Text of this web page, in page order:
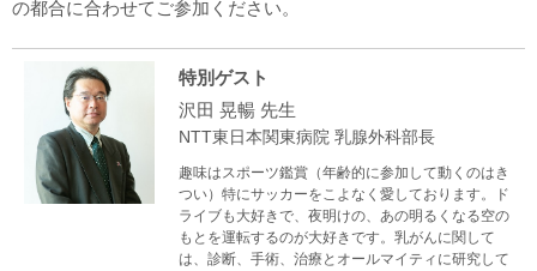
の都合に合わせてご参加ください。
特別ゲスト
沢田 晃暢 先生
NTT東日本関東病院 乳腺外科部長
趣味はスポーツ鑑賞（年齢的に参加して動くのはき
つい）特にサッカーをこよなく愛しております。ド
ライブも大好きで、夜明けの、あの明るくなる空の
もとを運転するのが大好きです。乳がんに関して
は、診断、手術、治療とオールマイティに研究して